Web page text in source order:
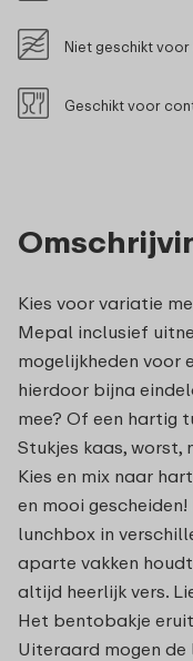
Kies voor variatie
Mepal inclusief
mogelijkheden voor
hierdoor bijna
mee? Of een hartig
Stukjes kaas, worst,
Kies en mix naar
en mooi
lunchbox in
aparte vakken
altijd heerlijk vers.
Het bentobakje
Uiteraard mogen
Niet geschikt
Geschikt voor